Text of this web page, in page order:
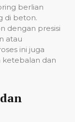
berlian
di beton.
dengan presisi
atau
ini juga
ketebalan dan